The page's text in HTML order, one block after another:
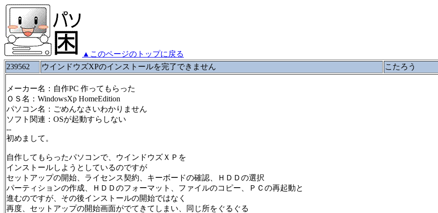
▲このページのトップに戻る
239562
ウインドウズXPのインストールを完了できません こたろう
メーカー名：自作PC 作ってもらった
ＯＳ名：WindowsXp HomeEdition
パソコン名：ごめんなさいわかりません
ソフト関連：OSが起動すらしない
--
初めまして。
自作してもらったパソコンで、ウインドウズＸＰを
インストールしようとしているのですが
セットアップの開始、ライセンス契約、キーボードの確認、ＨＤＤの選択
パーティションの作成、ＨＤＤのフォーマット、ファイルのコピー、ＰＣの再起動と
進むのですが、その後インストールの開始ではなく
再度、セットアップの開始画面がでてきてしまい、同じ所をぐるぐる